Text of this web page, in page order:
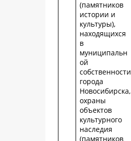
(памятников
истории и
культуры),
находящихся
в
муниципальн
ой
собственности
города
Новосибирска,
охраны
объектов
культурного
наследия
(памятников